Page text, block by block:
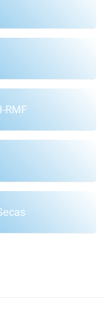
RMF